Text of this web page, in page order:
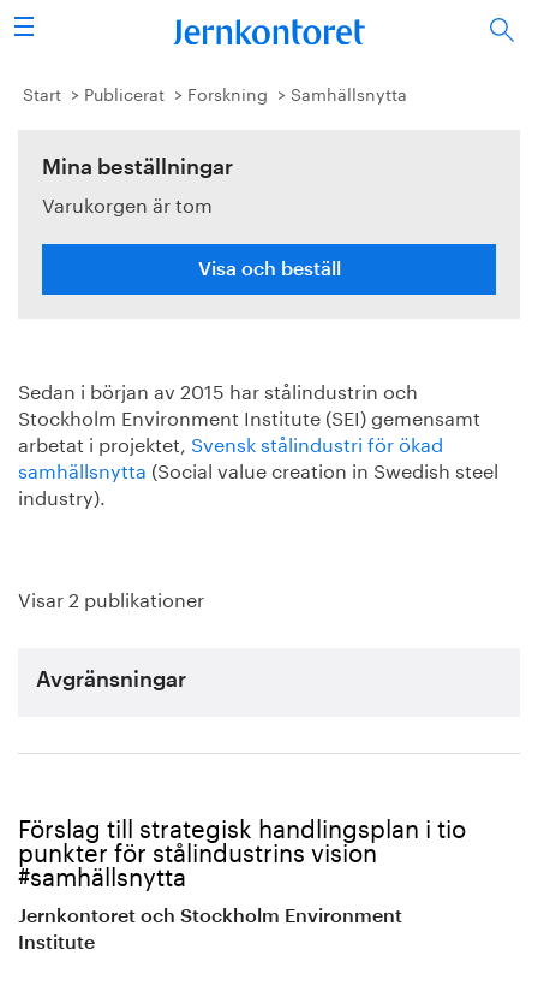
Sök
Stålindustrin
Vision 2050
Forskning/utbildning
Publicerat
Bildbank
Om oss
Start Publicerat Forskning Samhällsnytta
Mina beställningar
Varukorgen är tom
Visa och beställ
Sedan i början av 2015 har stålindustrin och
Stockholm Environment Institute (SEI) gemensamt
arbetat i projektet, Svensk stålindustri för ökad
samhällsnytta (Social value creation in Swedish steel
industry).
Visar 2 publikationer
Avgränsningar
Förslag till strategisk handlingsplan i tio
punkter för stålindustrins vision
#samhällsnytta
Jernkontoret och Stockholm Environment
Institute